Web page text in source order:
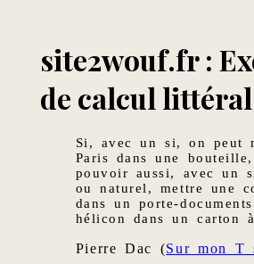
site2wouf.fr :
de calcul littéral
Si, avec un si, on peut
Paris dans une
pouvoir aussi, avec un
ou naturel, mettre une
dans un porte-
hélicon dans un carton
Pierre Dac (Sur mon T